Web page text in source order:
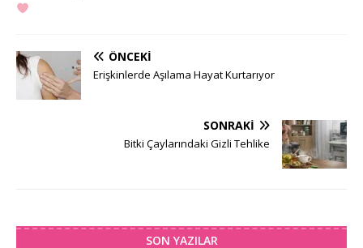
ÖNCEKI
Erişkinlerde Aşılama Hayat Kurtarıyor
SONRAKI
Bitki Çaylarındaki Gizli Tehlike
SON YAZILAR